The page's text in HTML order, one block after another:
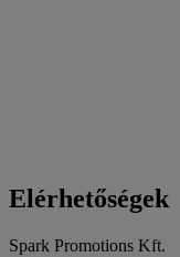
Elérhetőségek
Spark Promotions Kft.